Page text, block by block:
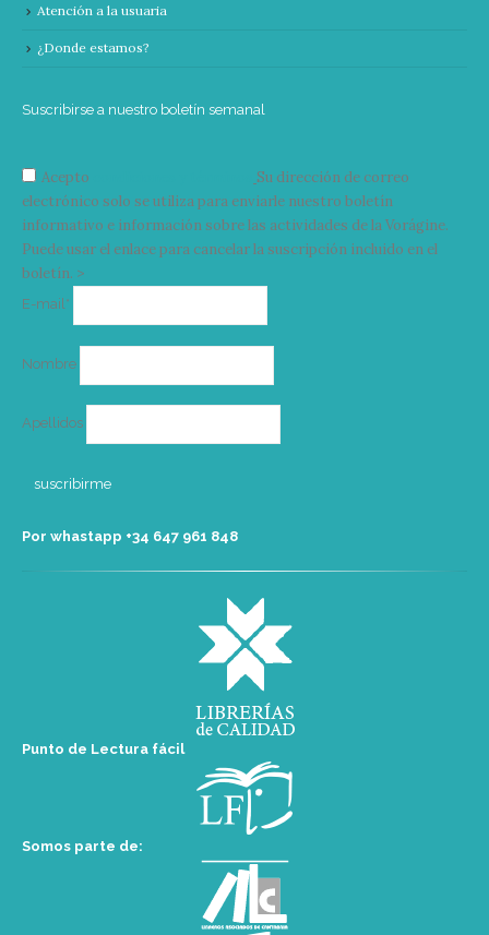
Atención a la usuaria
¿Donde estamos?
Suscribirse a nuestro boletín semanal
Acepto
Su dirección de correo
electrónico solo se utiliza para enviarle nuestro boletín
informativo e información sobre las actividades de la Vorágine.
Puede usar el enlace para cancelar la suscripción incluido en el
boletín. >
E-mail*
Nombre
Apellidos
Por whastapp +34 ‭647 961 848‬
Punto de Lectura fácil
Somos parte de: